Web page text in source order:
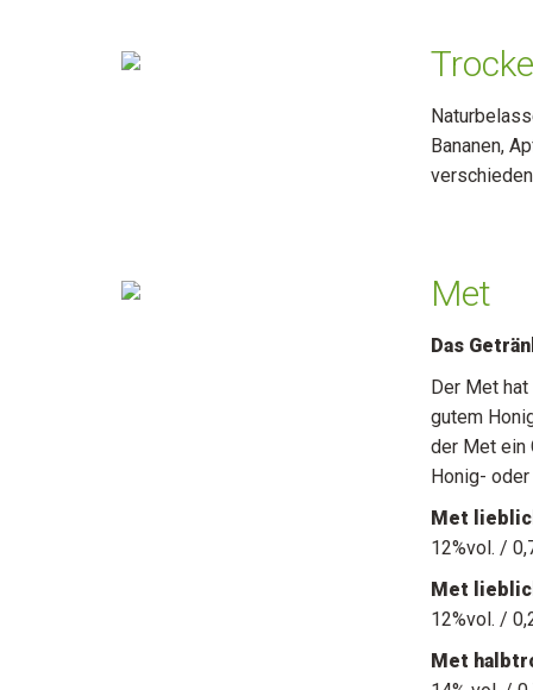
Bananen,
Met
Das
Der Met
gutem
der Met ein
Honig-
Met
12%vol. /
Met
12%vol. /
Met